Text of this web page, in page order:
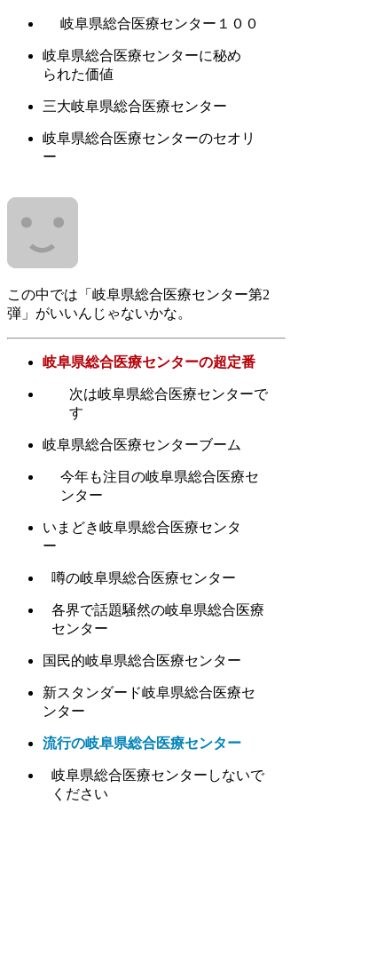
岐阜県総合医療センター１００
岐阜県総合医療センターに秘め
られた価値
三大岐阜県総合医療センター
岐阜県総合医療センターのセオリ
ー
この中では「岐阜県総合医療センター第2
弾」がいいんじゃないかな。
岐阜県総合医療センターの超定番
次は岐阜県総合医療センターで
す
岐阜県総合医療センターブーム
今年も注目の岐阜県総合医療セ
ンター
いまどき岐阜県総合医療センタ
ー
噂の岐阜県総合医療センター
各界で話題騒然の岐阜県総合医療
センター
国民的岐阜県総合医療センター
新スタンダード岐阜県総合医療セ
ンター
流行の岐阜県総合医療センター
岐阜県総合医療センターしないで
ください